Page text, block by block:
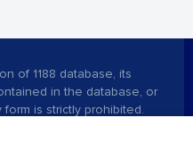
of 1188 database, its
in the database, or
is strictly prohibited.